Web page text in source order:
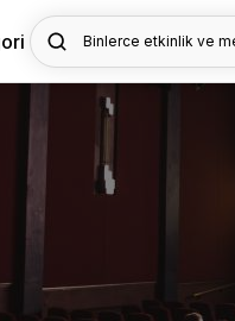
Binlerce etkinlik ve